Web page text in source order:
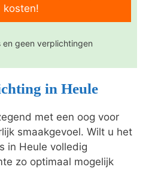
kosten!
en geen verplichtingen
in Heule
met een oog voor
smaakgevoel. Wilt u het
in Heule volledig
zo optimaal mogelijk